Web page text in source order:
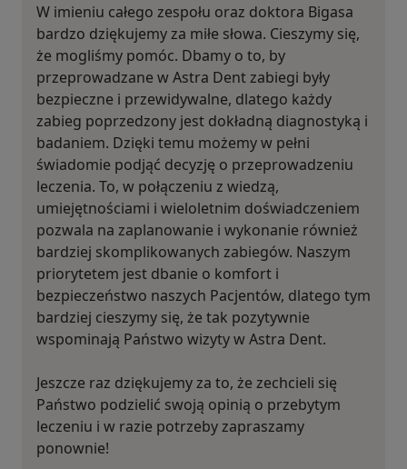
W imieniu całego zespołu oraz doktora Bigasa
bardzo dziękujemy za miłe słowa. Cieszymy się,
że mogliśmy pomóc. Dbamy o to, by
przeprowadzane w Astra Dent zabiegi były
bezpieczne i przewidywalne, dlatego każdy
zabieg poprzedzony jest dokładną diagnostyką i
badaniem. Dzięki temu możemy w pełni
świadomie podjąć decyzję o przeprowadzeniu
leczenia. To, w połączeniu z wiedzą,
umiejętnościami i wieloletnim doświadczeniem
pozwala na zaplanowanie i wykonanie również
bardziej skomplikowanych zabiegów. Naszym
priorytetem jest dbanie o komfort i
bezpieczeństwo naszych Pacjentów, dlatego tym
bardziej cieszymy się, że tak pozytywnie
wspominają Państwo wizyty w Astra Dent.
Jeszcze raz dziękujemy za to, że zechcieli się
Państwo podzielić swoją opinią o przebytym
leczeniu i w razie potrzeby zapraszamy
ponownie!